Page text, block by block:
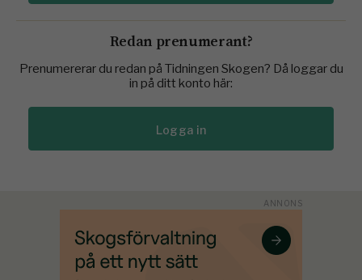
Redan prenumerant?
Prenumererar du redan på Tidningen Skogen? Då loggar du
in på ditt konto här:
Logga in